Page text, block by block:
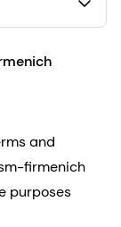
and
firmenich
purposes